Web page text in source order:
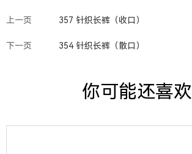
上一页 357 针织长裤（收口）
下一页 354 针织长裤（散口）
你可能还喜欢